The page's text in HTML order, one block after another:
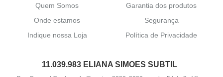
Quem Somos
Onde estamos
Indique nossa Loja
Garantia dos produtos
Segurança
Política de Privacidade
11.039.983 ELIANA SIMOES SUBTIL